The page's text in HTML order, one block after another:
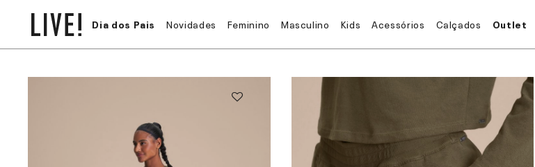
Dia dos Pais Novidades Feminino Masculino Kids Acessórios Calçados Outlet